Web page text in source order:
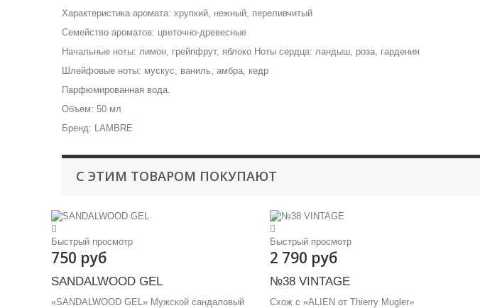
Характеристика аромата: хрупкий, нежный, переливчитый
Семейство ароматов: цветочно-древесные
Начальные ноты: лимон, грейпфрут, яблоко Ноты сердца: ландыш, роза, гардения
Шлейфовые ноты: мускус, ваниль, амбра, кедр
Парфюмированная вода.
Объем: 50 мл
Бренд: LAMBRE
С ЭТИМ ТОВАРОМ ПОКУПАЮТ
Быстрый просмотр
750 руб
SANDALWOOD GEL
«SANDALWOOD GEL» Мужской сандаловый
Быстрый просмотр
2 790 руб
№38 VINTAGE
Схож с «ALIEN от Thierry Mugler»